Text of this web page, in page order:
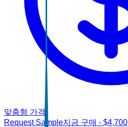
맞춤형 가격
Request Sample지금 구매 - $4,700